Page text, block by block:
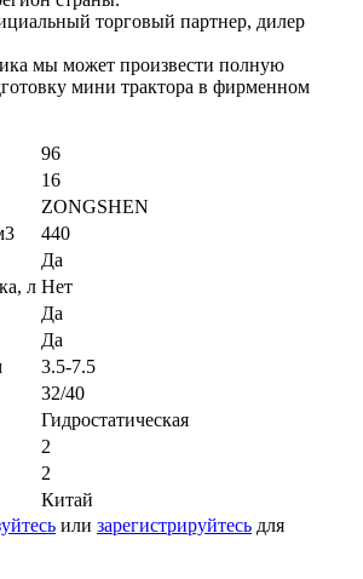
торговый партнер, дилер
мы может произвести полную
мини трактора в фирменном
96
16
ZONGSHEN
440
Да
л Нет
Да
Да
3.5-7.5
32/40
Гидростатическая
2
2
Китай
или зарегистрируйтесь для